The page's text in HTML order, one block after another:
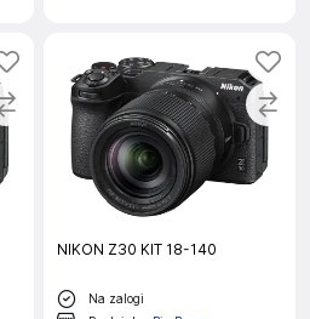
NIKON Z30 KIT 18-140
Na zalogi